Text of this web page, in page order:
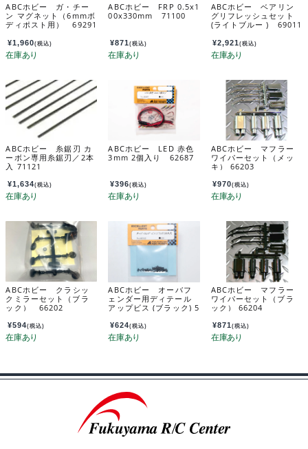
ABCホビー ガ・チー
ン マグネット（6mmボ
ディポスト用） 69291
¥1,960(税込)
ABCホビー FRP 0.5x1
00x330mm 71100
¥871(税込)
ABCホビー ベアリン
グリフレッシュセット
(ライトブルー ) 69011
¥2,921(税込)
ABCホビー 糸鋸刃 カ
ーボン専用糸鋸刃／2本
入 71121
¥1,634(税込)
ABCホビー LED 赤色
3mm 2個入り 62687
¥396(税込)
ABCホビー マフラー
ワイパーセット（メッ
キ） 66203
¥970(税込)
ABCホビー クラシッ
クミラーセット（ブラ
ック） 66202
¥594(税込)
ABCホビー オーバフ
ェンダー用ディテール
アップビス (ブラック) 5
¥624(税込)
ABCホビー マフラー
ワイパーセット（ブラ
ック） 66204
¥871(税込)